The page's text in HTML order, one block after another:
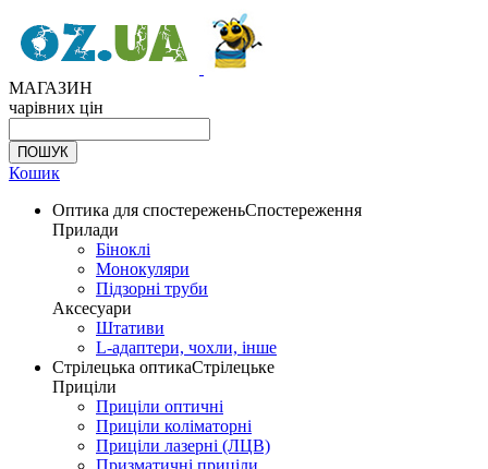
МАГАЗИН
чарівних цін
Кошик
Оптика для спостереженьСпостереження
Прилади
Біноклі
Монокуляри
Підзорні труби
Аксесуари
Штативи
L-адаптери, чохли, інше
Стрілецька оптикаСтрілецьке
Приціли
Приціли оптичні
Приціли коліматорні
Приціли лазерні (ЛЦВ)
Призматичні приціли